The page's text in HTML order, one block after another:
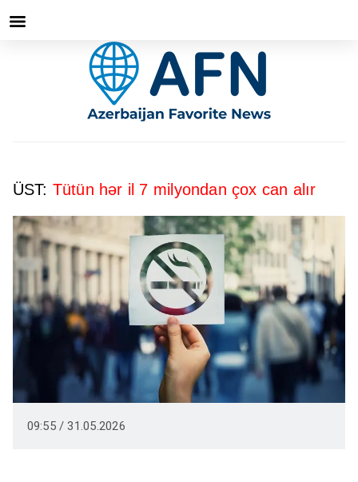
ÜST: Tütün hər il 7 milyondan çox can alır
09:55 / 31.05.2026